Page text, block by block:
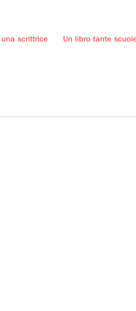
scrittrice Un libro tante